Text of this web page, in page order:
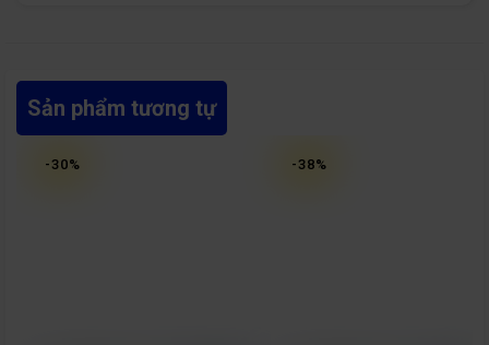
Sản phẩm tương tự
- 30% - 38%